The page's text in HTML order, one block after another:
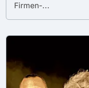
Firmen-...